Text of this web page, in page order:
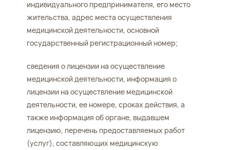
индивидуального предпринимателя, его место
жительства, адрес места осуществления
медицинской деятельности, основной
государственный регистрационный номер;
сведения о лицензии на осуществление
медицинской деятельности, информация о
лицензии на осуществление медицинской
деятельности, ее номере, сроках действия, а
также информация об органе, выдавшем
лицензию, перечень предоставляемых работ
(услуг), составляющих медицинскую